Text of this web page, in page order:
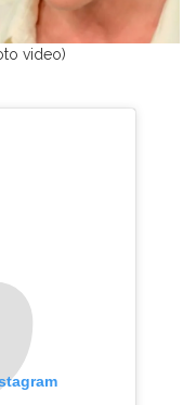
video)